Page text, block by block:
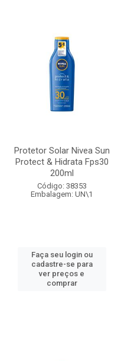
Protetor Solar Nivea Sun
Protect & Hidrata Fps30
200ml
Código: 38353
Embalagem: UN\1
Faça seu login ou
cadastre-se para
ver preços e
comprar